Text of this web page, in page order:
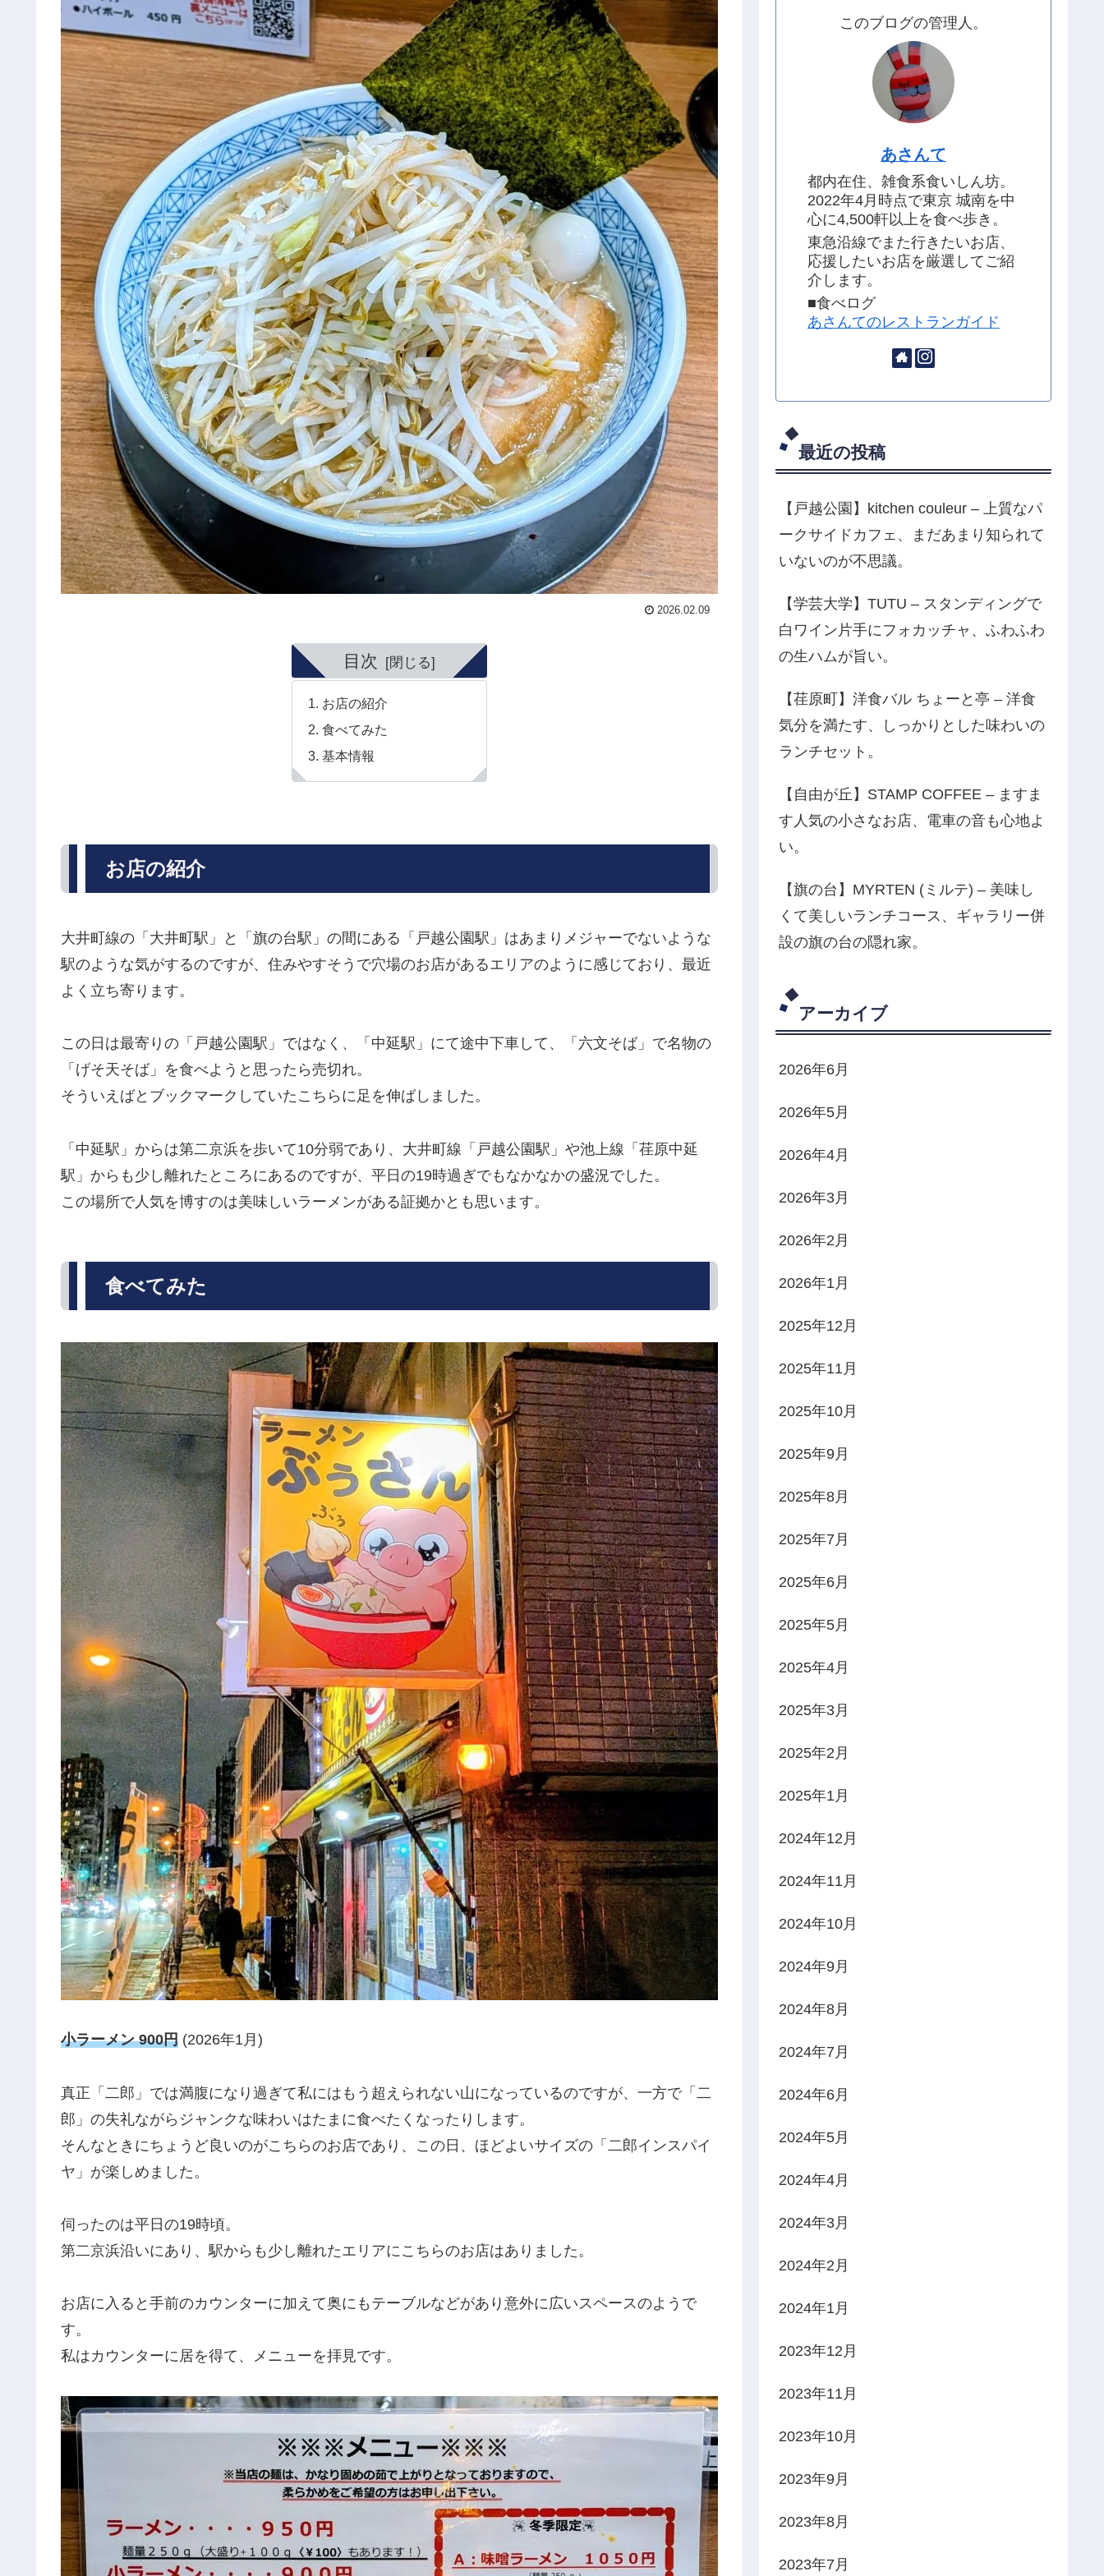
2026.02.09
目次
お店の紹介
食べてみた
基本情報
お店の紹介
大井町線の「大井町駅」と「旗の台駅」の間にある「戸越公園駅」はあまりメジャーでないような
駅のような気がするのですが、住みやすそうで穴場のお店があるエリアのように感じており、最近
よく立ち寄ります。
この日は最寄りの「戸越公園駅」ではなく、「中延駅」にて途中下車して、「六文そば」で名物の
「げそ天そば」を食べようと思ったら売切れ。
そういえばとブックマークしていたこちらに足を伸ばしました。
「中延駅」からは第二京浜を歩いて10分弱であり、大井町線「戸越公園駅」や池上線「荏原中延
駅」からも少し離れたところにあるのですが、平日の19時過ぎでもなかなかの盛況でした。
この場所で人気を博すのは美味しいラーメンがある証拠かとも思います。
食べてみた
小ラーメン 900円 (2026年1月)
真正「二郎」では満腹になり過ぎて私にはもう超えられない山になっているのですが、一方で「二
郎」の失礼ながらジャンクな味わいはたまに食べたくなったりします。
そんなときにちょうど良いのがこちらのお店であり、この日、ほどよいサイズの「二郎インスパイ
ヤ」が楽しめました。
伺ったのは平日の19時頃。
第二京浜沿いにあり、駅からも少し離れたエリアにこちらのお店はありました。
お店に入ると手前のカウンターに加えて奥にもテーブルなどがあり意外に広いスペースのようで
す。
私はカウンターに居を得て、メニューを拝見です。
このブログの管理人。
あさんて
都内在住、雑食系食いしん坊。
2022年4月時点で東京 城南を中
心に4,500軒以上を食べ歩き。
東急沿線でまた行きたいお店、
応援したいお店を厳選してご紹
介します。
■食べログ
あさんてのレストランガイド
最近の投稿
【戸越公園】kitchen couleur – 上質なパ
ークサイドカフェ、まだあまり知られて
いないのが不思議。
【学芸大学】TUTU – スタンディングで
白ワイン片手にフォカッチャ、ふわふわ
の生ハムが旨い。
【荏原町】洋食バル ちょーと亭 – 洋食
気分を満たす、しっかりとした味わいの
ランチセット。
【自由が丘】STAMP COFFEE – ますま
す人気の小さなお店、電車の音も心地よ
い。
【旗の台】MYRTEN (ミルテ) – 美味し
くて美しいランチコース、ギャラリー併
設の旗の台の隠れ家。
アーカイブ
2026年6月
2026年5月
2026年4月
2026年3月
2026年2月
2026年1月
2025年12月
2025年11月
2025年10月
2025年9月
2025年8月
2025年7月
2025年6月
2025年5月
2025年4月
2025年3月
2025年2月
2025年1月
2024年12月
2024年11月
2024年10月
2024年9月
2024年8月
2024年7月
2024年6月
2024年5月
2024年4月
2024年3月
2024年2月
2024年1月
2023年12月
2023年11月
2023年10月
2023年9月
2023年8月
2023年7月